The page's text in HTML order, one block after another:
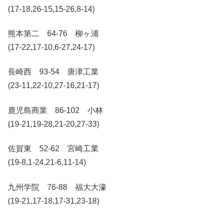
(17-18,26-15,15-26,8-14)
熊本第二 64-76 柳ヶ浦
(17-22,17-10,6-27,24-17)
長崎西 93-54 唐津工業
(23-11,22-10,27-16,21-17)
鹿児島商業 86-102 小林
(19-21,19-28,21-20,27-33)
佐賀東 52-62 宮崎工業
(19-8,1-24,21-6,11-14)
九州学院 76-88 福大大濠
(19-21,17-18,17-31,23-18)